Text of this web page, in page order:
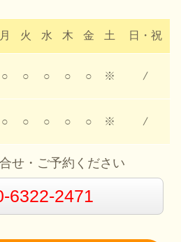
月 火 水 木 金 土 日・祝
○ ○ ○ ○ ○ ※ /
○ ○ ○ ○ ○ ※ /
せ・ご予約ください
6322-2471